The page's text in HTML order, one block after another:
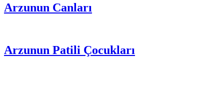
Arzunun Canları
Arzunun Patili Çocukları